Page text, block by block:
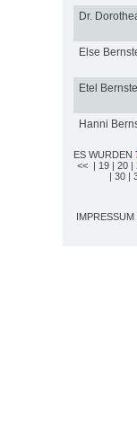
Dr.
Else
Etel
Hanni
ES WURDEN
<< | 19 | 20 |
| 30 |